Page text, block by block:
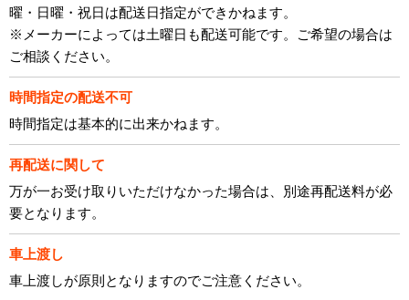
曜・日曜・祝日は配送日指定ができかねます。
※メーカーによっては土曜日も配送可能です。ご希望の場合は
ご相談ください。
時間指定の配送不可
時間指定は基本的に出来かねます。
再配送に関して
万が一お受け取りいただけなかった場合は、別途再配送料が必
要となります。
車上渡し
車上渡しが原則となりますのでご注意ください。